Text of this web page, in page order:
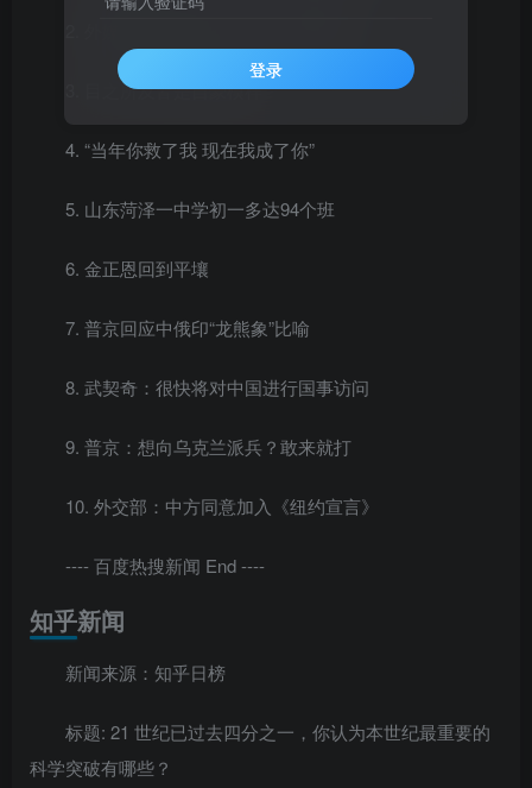
3. 目之所及皆是自豪模样
4. “当年你救了我 现在我成了你”
5. 山东菏泽一中学初一多达94个班
6. 金正恩回到平壤
7. 普京回应中俄印“龙熊象”比喻
8. 武契奇：很快将对中国进行国事访问
9. 普京：想向乌克兰派兵？敢来就打
10. 外交部：中方同意加入《纽约宣言》
---- 百度热搜新闻 End ----
知乎新闻
新闻来源：知乎日榜
标题: 21 世纪已过去四分之一，你认为本世纪最重要的
科学突破有哪些？
登录